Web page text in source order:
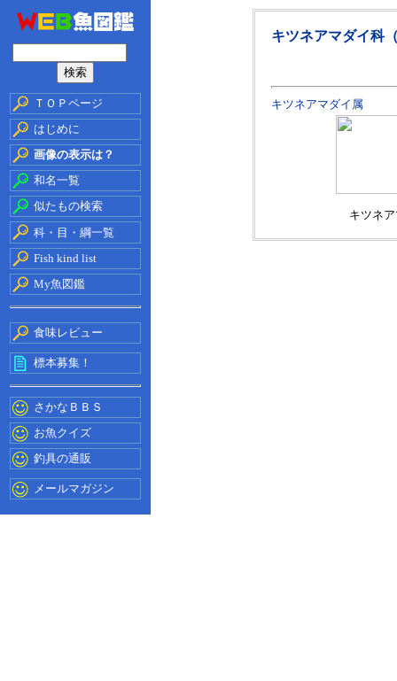
ＴＯＰページ
はじめに
画像の表示は？
和名一覧
似たもの検索
科・目・綱一覧
Fish kind list
My魚図鑑
食味レビュー
標本募集！
さかなＢＢＳ
お魚クイズ
釣具の通販
メールマガジン
キツネアマダイ科
キツネアマダイ属
キツネ